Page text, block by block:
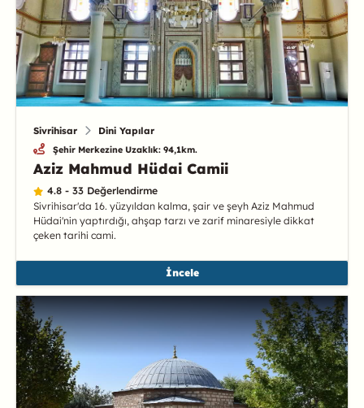
Sivrihisar Dini Yapılar
Şehir Merkezine Uzaklık: 94,1km.
Aziz Mahmud Hüdai Camii
4.8 - 33 Değerlendirme
Sivrihisar'da 16. yüzyıldan kalma, şair ve şeyh Aziz Mahmud
Hüdai'nin yaptırdığı, ahşap tarzı ve zarif minaresiyle dikkat
çeken tarihi cami.
İncele